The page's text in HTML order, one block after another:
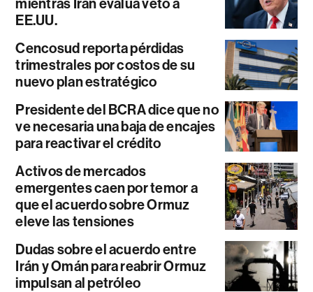
mientras Irán evalúa veto a
EE.UU.
Cencosud reporta pérdidas
trimestrales por costos de su
nuevo plan estratégico
Presidente del BCRA dice que no
ve necesaria una baja de encajes
para reactivar el crédito
Activos de mercados
emergentes caen por temor a
que el acuerdo sobre Ormuz
eleve las tensiones
Dudas sobre el acuerdo entre
Irán y Omán para reabrir Ormuz
impulsan al petróleo